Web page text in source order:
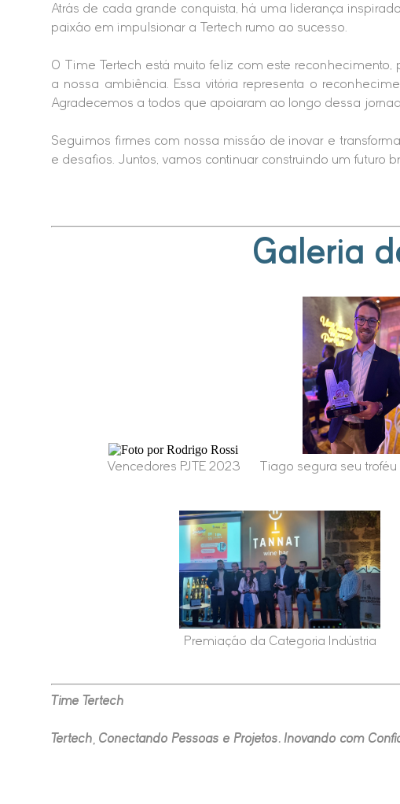
Atrás de cada grande conquista, há uma liderança
paixão em impulsionar a Tertech rumo ao sucesso.
O Time Tertech está muito feliz com este
a nossa ambiência. Essa vitória representa o
Agradecemos a todos que apoiaram ao longo dessa
Seguimos firmes com nossa missão de inovar e
e desafios. Juntos, vamos continuar construindo um futuro
Galeria
Vencedores PJTE 2023 Tiago segura seu troféu
Premiação da Categoria Indústria
Time Tertech
Tertech, Conectando Pessoas e Projetos. Inovando com